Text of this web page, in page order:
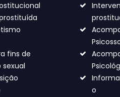
fins de
sexual
o